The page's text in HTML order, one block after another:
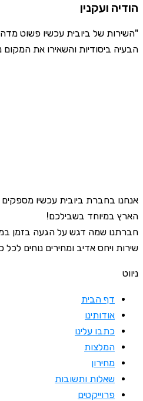
הודיה ועקנין
"השירות של ביובית עכשיו פשוט
הבעיה ביסודיות והשאירו את המקום
אנחנו בחברת ביובית עכשיו מספקים
הארץ במיוחד בשבילכם!
חברתנו שמה דגש על הגעה בזמן
שירות ויחס אדיב ומחירים נוחים לכל
ניווט
דף הבית
אודותינו
כתבו עלינו
המלצות
מחירון
שאלות ותשובות
פרוייקטים